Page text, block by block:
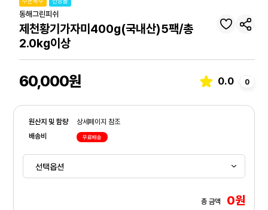
동해그린피쉬
제천황기가자미400g(국내산)5팩/총
2.0kg이상
60,000원 0.0 0
원산지 및 함량
상세페이지 참조
배송비
무료배송
총 금액 0원